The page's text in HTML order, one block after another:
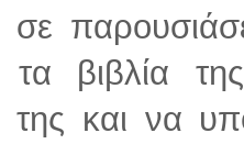
σε
τα βιβλία
της και να